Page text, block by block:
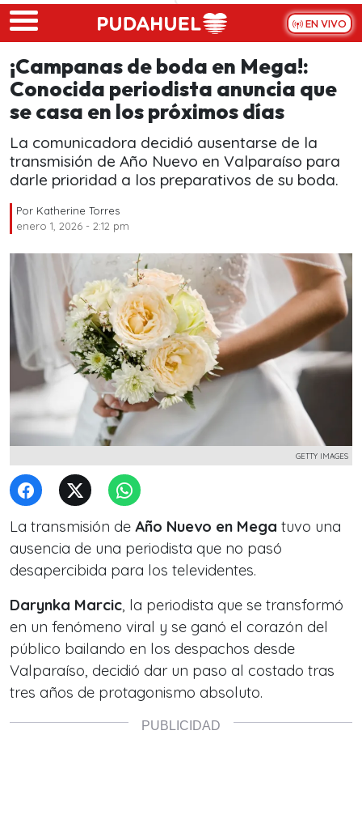
Skip to main content
EN VIVO
¡Campanas de boda en Mega!:
Conocida periodista anuncia que
se casa en los próximos días
La comunicadora decidió ausentarse de la
transmisión de Año Nuevo en Valparaíso para
darle prioridad a los preparativos de su boda.
Por Katherine Torres
enero 1, 2026 - 2:12 pm
GETTY IMAGES
La transmisión de Año Nuevo en Mega tuvo una
ausencia de una periodista que no pasó
desapercibida para los televidentes.
Darynka Marcic, la periodista que se transformó
en un fenómeno viral y se ganó el corazón del
público bailando en los despachos desde
Valparaíso, decidió dar un paso al costado tras
tres años de protagonismo absoluto.